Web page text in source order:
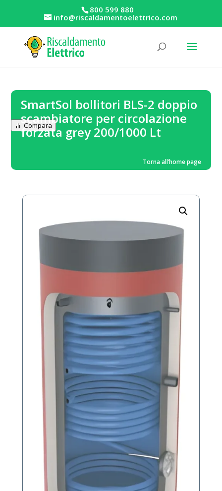
800 599 880
info@riscaldamentoelettrico.com
SmartSol bollitori BLS-2 doppio
scambiatore per circolazione
forzata grey 200/1000 Lt
Compara
Torna all’home page